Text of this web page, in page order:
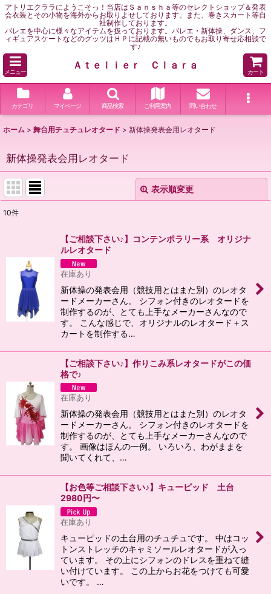
アトリエクララにようこそっ！当店はＳａｎｓｈａ等のセレクトショップ＆発表
会衣装とその小物を海外からお取りよせしております。また、巻きスカート等自
社制作しております。
バレエを中心に様々なアイテムを扱っております。バレエ・新体操、ダンス、フ
ィギュアスケートなどのグッツはＨＰに記載の無いものでもお取り寄せ応相談で
す♪
メニュー
Ａｔｅｌｉｅｒ Ｃｌａｒａ
カート
カテゴリ マイページ 商品検索 ご利用案内 問い合わせ
ホーム > 舞台用チュチュレオタード > 新体操発表会用レオタード
新体操発表会用レオタード
表示順変更
並び順:
絞り込む
10件
【ご相談下さい♪】コンテンポラリー系 オリジナ
ルレオタード
在庫あり
新体操の発表会用（競技用とはまた別）のレオタ
ードメーカーさん。 シフォン付きのレオタードを
制作するのが、とても上手なメーカーさんなので
す。 こんな感じで、オリジナルのレオタード＋ス
カートを制作する…
【ご相談下さい♪】作りこみ系レオタードがこの価
格で♪
在庫あり
新体操の発表会用（競技用とはまた別）のレオタ
ードメーカーさん。 シフォン付きのレオタードを
制作するのが、とても上手なメーカーさんなので
す。 画像はほんの一例。 いろいろ、わがままを
聞いてくれて、…
【お色等ご相談下さい♪】キューピッド 土台
2980円〜
在庫あり
キューピッドの土台用のチュチュです。 中はコッ
トンストレッチのキャミソールレオタードが入っ
ています。 その上にシフォンのドレスを重ねて縫
い付けています。 この上からお花をつけても可愛
いです。 …